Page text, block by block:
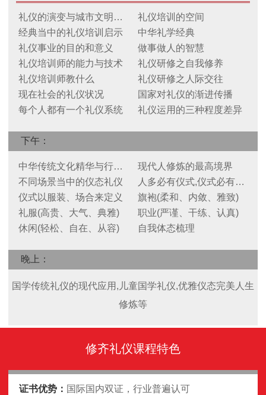
礼仪的演变与城市文明礼仪
礼仪培训的空间
经典当中的礼仪培训启示
中华礼学经典
礼仪事业的目的和意义
做事做人的智慧
礼仪培训师的能力与技术
礼仪研修之自我修养
礼仪培训师教什么
礼仪研修之人际交往
现在社会的礼仪状况
国家对礼仪的渐进传播
每个人都有一个礼仪系统
礼仪运用的三种程度差异
下午：
中华传统文化精华与行为修炼
现代人修炼的最高境界
不同场景当中的仪态礼仪
人多必有仪式,仪式必有规范
仪式以服装、场合来定义
旗袍(柔和、内敛、雅致)
礼服(高贵、大气、典雅)
职业(严谨、干练、认真)
休闲(轻松、自在、从容)
自我体态梳理
晚上：
国学传统礼仪的现代应用,儿童国学礼仪,优雅仪态完美人生
修炼等
修齐礼仪课程特色
证书优势： 国际国内双证，行业普遍认可